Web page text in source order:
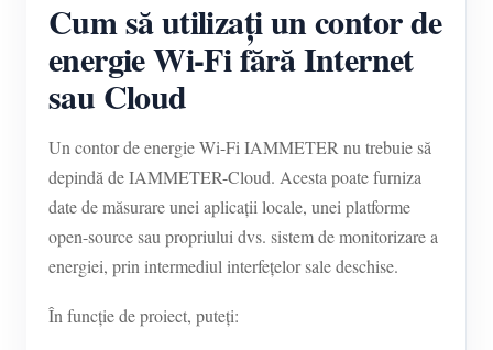
Cum să utilizați un contor de
energie Wi-Fi fără Internet
sau Cloud
Un contor de energie Wi-Fi IAMMETER nu trebuie să
depindă de IAMMETER-Cloud. Acesta poate furniza
date de măsurare unei aplicații locale, unei platforme
open-source sau propriului dvs. sistem de monitorizare a
energiei, prin intermediul interfețelor sale deschise.
În funcție de proiect, puteți: